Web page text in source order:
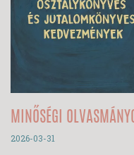
MINŐSÉGI
2026-03-31